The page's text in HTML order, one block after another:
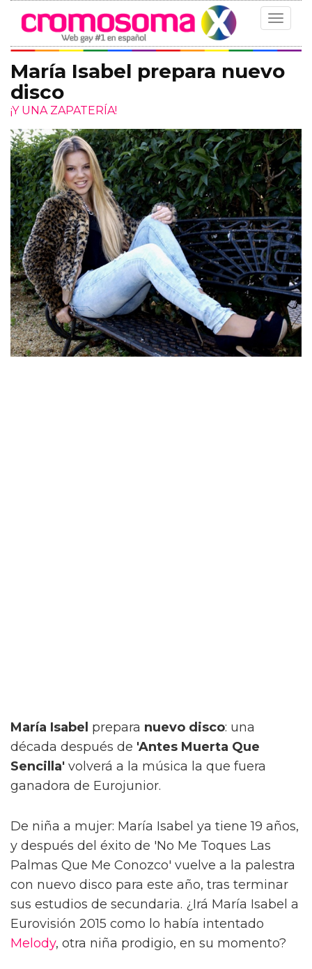
Toggle
María Isabel prepara nuevo
disco
¡Y UNA ZAPATERÍA!
María Isabel prepara nuevo disco: una
década después de 'Antes Muerta Que
Sencilla' volverá a la música la que fuera
ganadora de Eurojunior.
De niña a mujer: María Isabel ya tiene 19 años,
y después del éxito de 'No Me Toques Las
Palmas Que Me Conozco' vuelve a la palestra
con nuevo disco para este año, tras terminar
sus estudios de secundaria. ¿Irá María Isabel a
Eurovisión 2015 como lo había intentado
Melody, otra niña prodigio, en su momento?